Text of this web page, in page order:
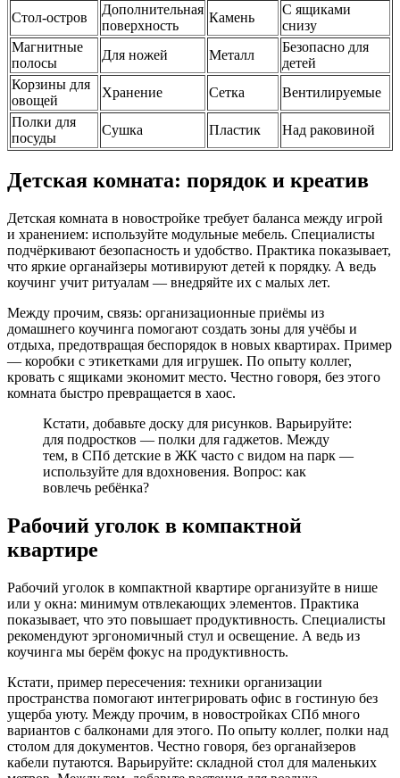
Стол-остров
Дополнительная
поверхность
Камень
С ящиками
снизу
Магнитные
полосы
Для ножей Металл
Безопасно для
детей
Корзины для
овощей
Хранение Сетка
Вентилируемые
Полки для
посуды
Сушка Пластик Над раковиной
Детская комната: порядок и креатив
Детская комната в новостройке требует баланса между игрой
и хранением: используйте модульные мебель. Специалисты
подчёркивают безопасность и удобство. Практика показывает,
что яркие органайзеры мотивируют детей к порядку. А ведь
коучинг учит ритуалам — внедряйте их с малых лет.
Между прочим, связь: организационные приёмы из
домашнего коучинга помогают создать зоны для учёбы и
отдыха, предотвращая беспорядок в новых квартирах. Пример
— коробки с этикетками для игрушек. По опыту коллег,
кровать с ящиками экономит место. Честно говоря, без этого
комната быстро превращается в хаос.
Кстати, добавьте доску для рисунков. Варьируйте:
для подростков — полки для гаджетов. Между
тем, в СПб детские в ЖК часто с видом на парк —
используйте для вдохновения. Вопрос: как
вовлечь ребёнка?
Рабочий уголок в компактной
квартире
Рабочий уголок в компактной квартире организуйте в нише
или у окна: минимум отвлекающих элементов. Практика
показывает, что это повышает продуктивность. Специалисты
рекомендуют эргономичный стул и освещение. А ведь из
коучинга мы берём фокус на продуктивность.
Кстати, пример пересечения: техники организации
пространства помогают интегрировать офис в гостиную без
ущерба уюту. Между прочим, в новостройках СПб много
вариантов с балконами для этого. По опыту коллег, полки над
столом для документов. Честно говоря, без органайзеров
кабели путаются. Варьируйте: складной стол для маленьких